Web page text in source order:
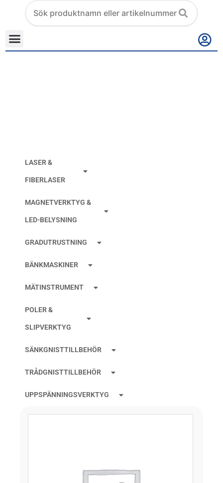
Search
products
LASER &
FIBERLASER
MAGNETVERKTYG &
LED-BELYSNING
GRADUTRUSTNING
BÄNKMASKINER
MÄTINSTRUMENT
POLER &
SLIPVERKTYG
SÄNKGNISTTILLBEHÖR
TRÅDGNISTTILLBEHÖR
UPPSPÄNNINGSVERKTYG